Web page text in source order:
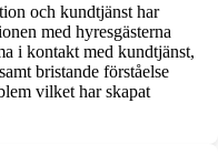
och kundtjänst har
med hyresgästerna
i kontakt med kundtjänst,
bristande förståelse
vilket har skapat